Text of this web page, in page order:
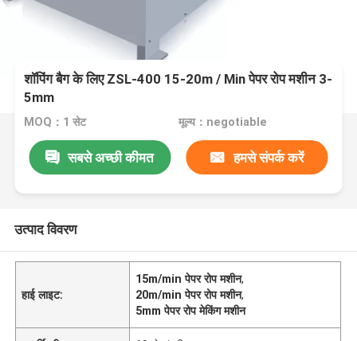
शॉपिंग बैग के लिए ZSL-400 15-20m / Min पेपर रोप मशीन 3-
5mm
MOQ：1 सेट मूल्य：negotiable
सबसे अच्छी कीमत हमसे संपर्क करें
उत्पाद विवरण
हाई लाइट:
15m/min पेपर रोप मशीन,
20m/min पेपर रोप मशीन,
5mm पेपर रोप मेकिंग मशीन